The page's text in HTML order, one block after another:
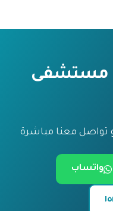
مستشفى
تواصل معنا مباشرة
واتساب